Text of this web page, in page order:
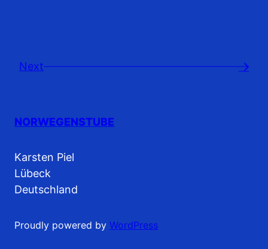
Next →
NORWEGENSTUBE
Karsten Piel
Lübeck
Deutschland
Proudly powered by WordPress